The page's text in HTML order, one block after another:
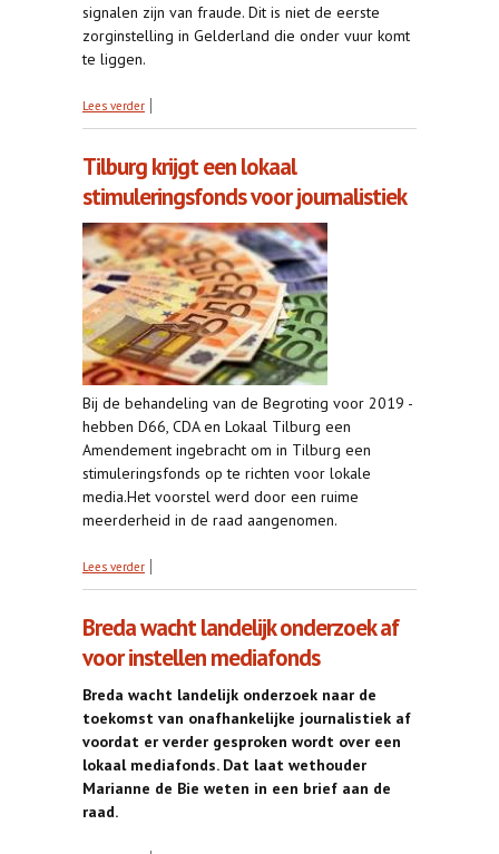
signalen zijn van fraude. Dit is niet de eerste
zorginstelling in Gelderland die onder vuur komt
te liggen.
Lees verder over Lokale helden: Judith Spanjers
Tilburg krijgt een lokaal
stimuleringsfonds voor journalistiek
Bij de behandeling van de Begroting voor 2019 -
hebben D66, CDA en Lokaal Tilburg een
Amendement ingebracht om in Tilburg een
stimuleringsfonds op te richten voor lokale
media.Het voorstel werd door een ruime
meerderheid in de raad aangenomen.
Lees verder over Tilburg krijgt een lokaal stimuleringsfonds
Breda wacht landelijk onderzoek af
voor instellen mediafonds
Breda wacht landelijk onderzoek naar de
toekomst van onafhankelijke journalistiek af
voordat er verder gesproken wordt over een
lokaal mediafonds. Dat laat wethouder
Marianne de Bie weten in een brief aan de
raad.